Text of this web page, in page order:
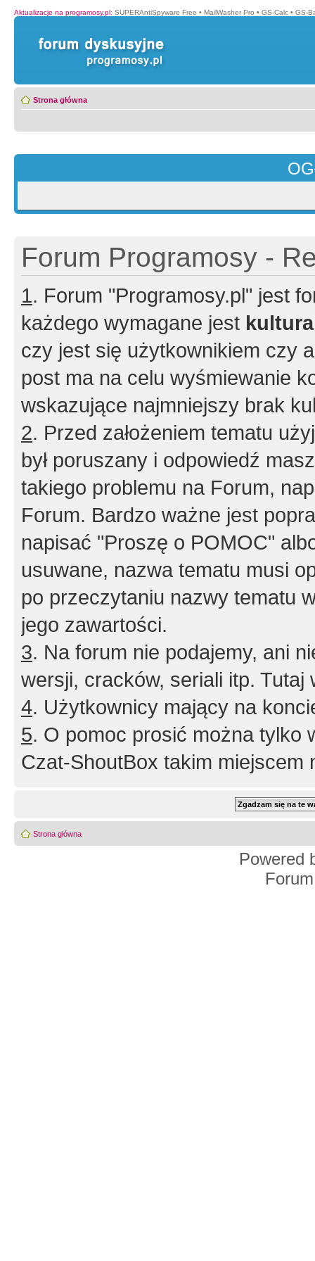
Aktualizacje na programosy.pl: SUPERAntiSpyware Free • MailWasher Pro • GS-Calc • GS-
Strona główna
Forum Programosy -
1. Forum "Programosy.pl" jest
każdego wymagane jest
czy jest się użytkownikiem czy
post ma na celu wyśmiewanie
wskazujące najmniejszy brak
2. Przed założeniem tematu
był poruszany i odpowiedź
takiego problemu na Forum,
Forum. Bardzo ważne jest
napisać "Proszę o POMOC"
usuwane, nazwa tematu musi
po przeczytaniu nazwy tematu
jego zawartości.
3. Na forum nie podajemy, ani
wersji, cracków, seriali itp. Tutaj
4. Użytkownicy mający na
5. O pomoc prosić można tylko
Czat-ShoutBox takim miejscem
Strona główna
Powered